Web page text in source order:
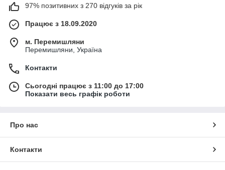
97% позитивних з 270 відгуків за рік
Працює з 18.09.2020
м. Перемишляни
Перемишляни, Україна
Контакти
Сьогодні працює з 11:00 до 17:00
Показати весь графік роботи
Про нас
Контакти